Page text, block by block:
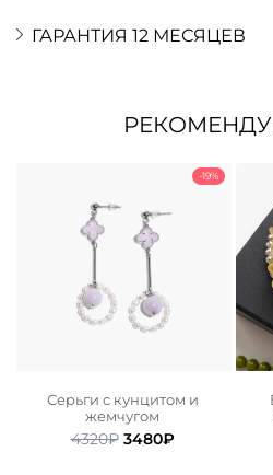
ГАРАНТИЯ 12 МЕСЯЦЕВ
-19%
Серьги с кунцитом и
жемчугом
4320₽ Первоначальная
3480₽Текущая